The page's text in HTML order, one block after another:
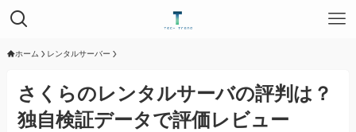
ホーム レンタルサーバー
さくらのレンタルサーバの評判は？
独自検証データで評価レビュー